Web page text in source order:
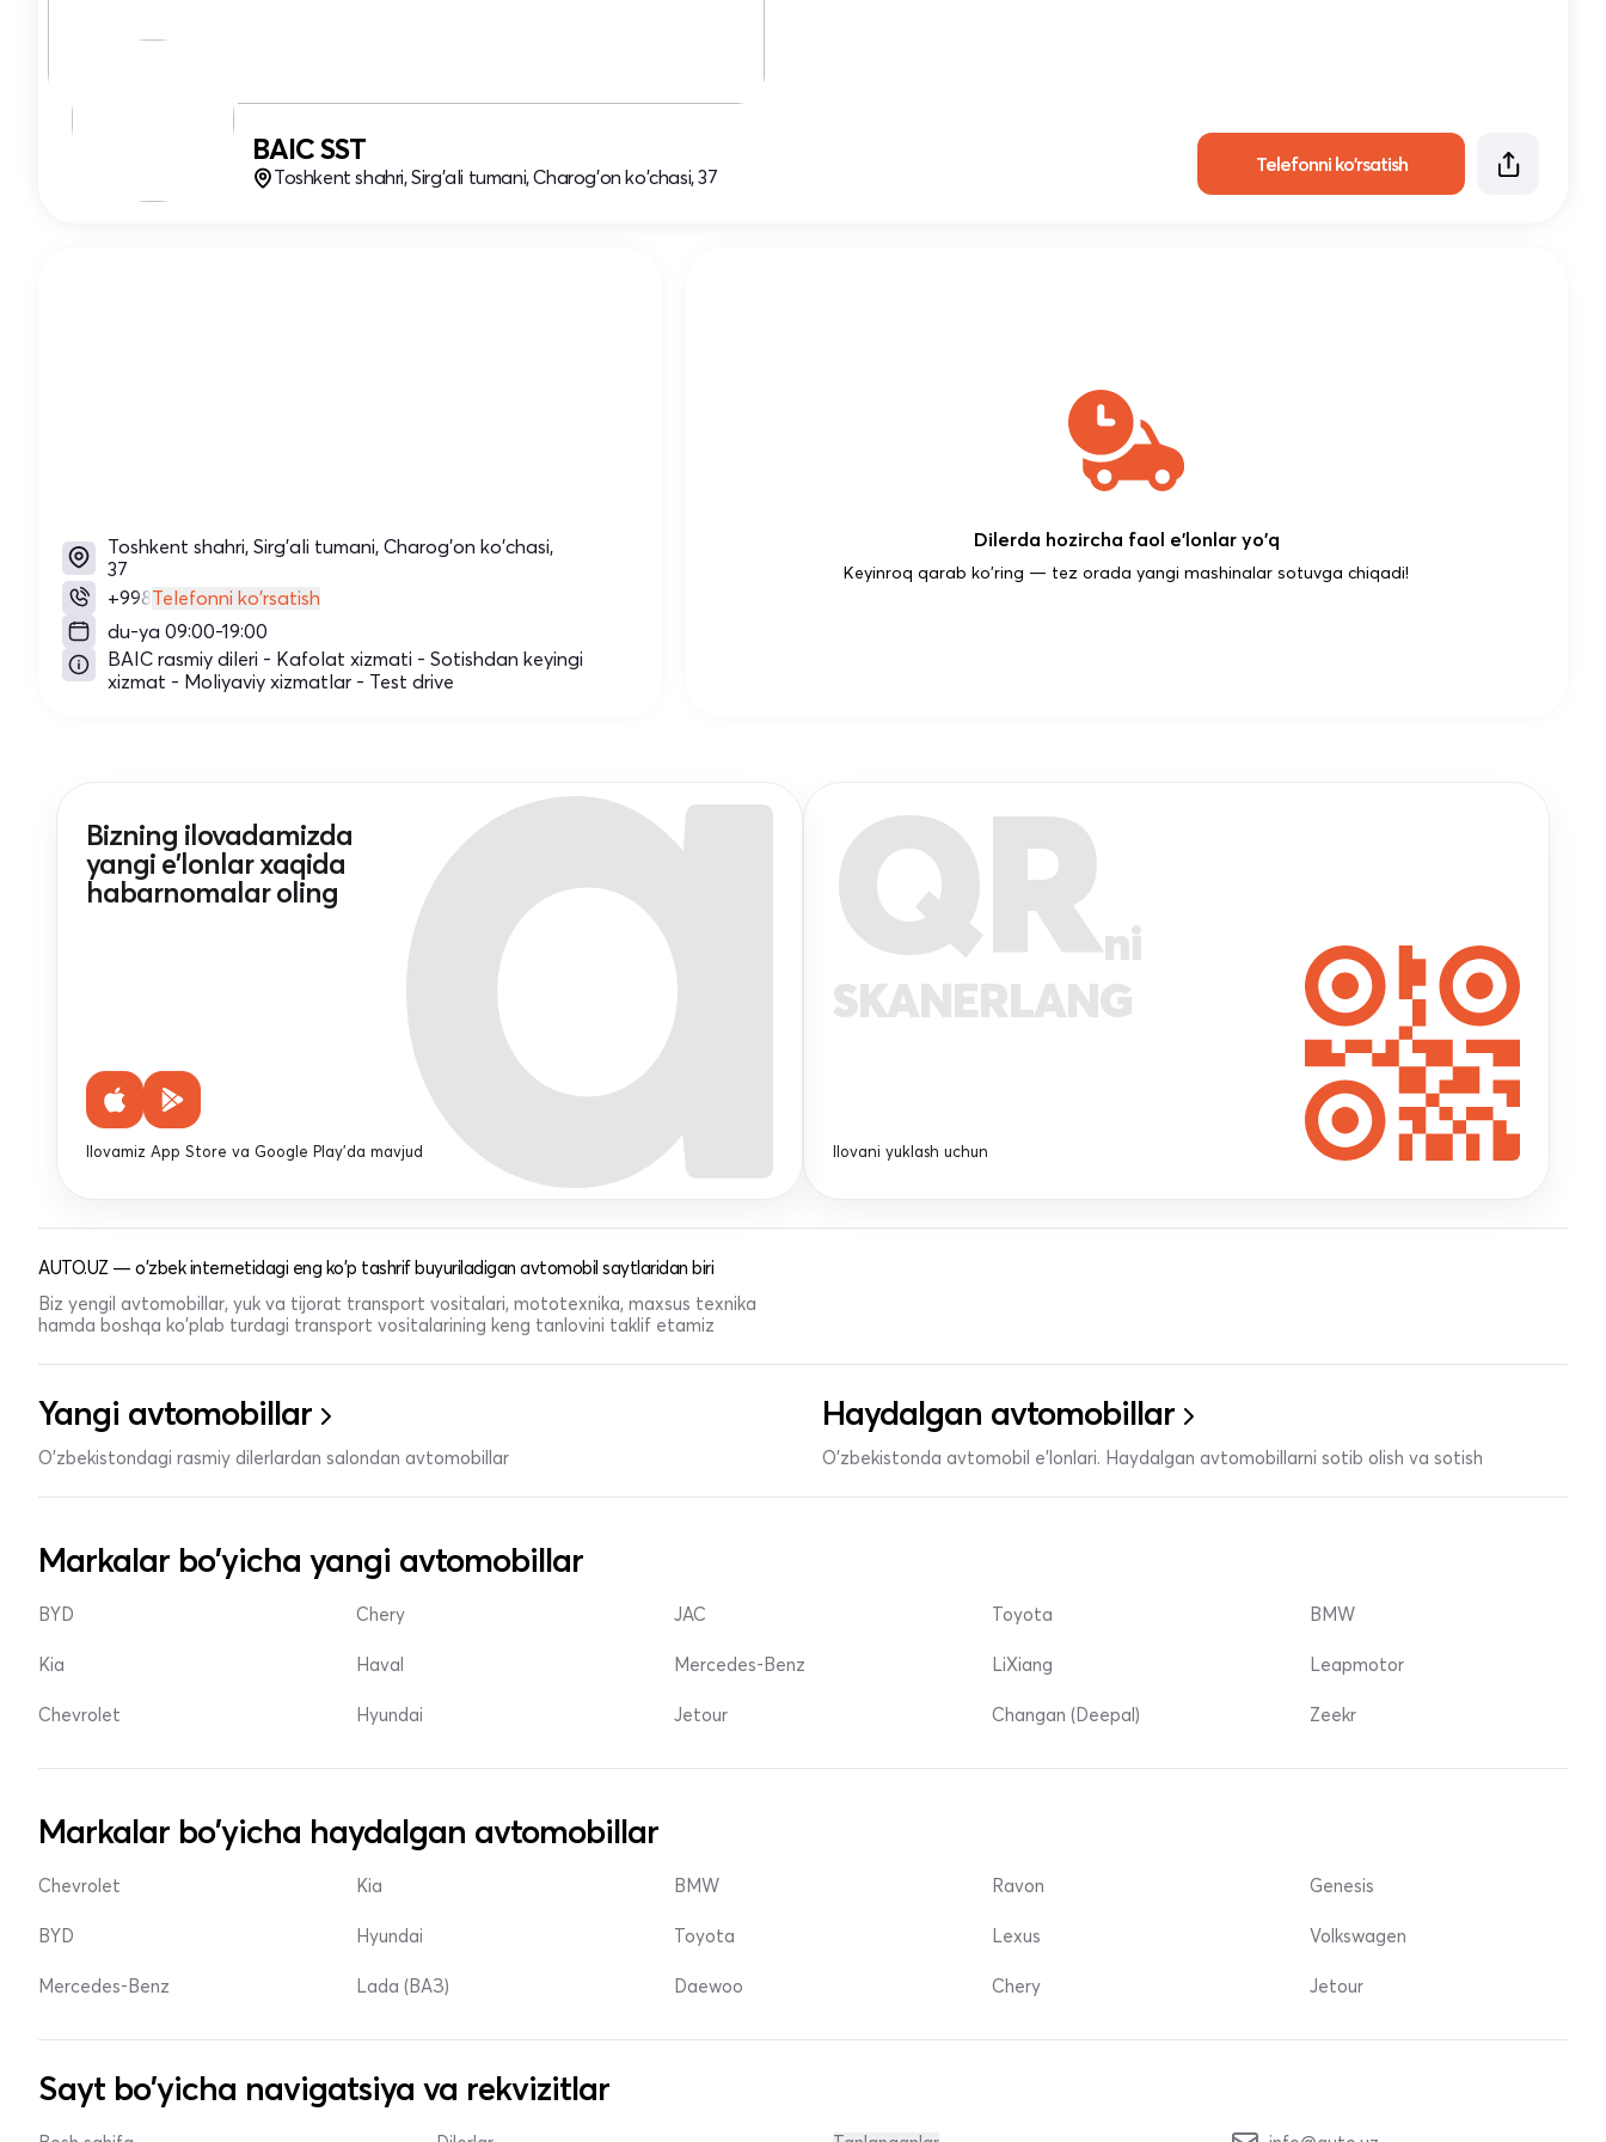
BAIC SST
Toshkent shahri, Sirg'ali tumani, Charog'on ko'chasi, 37
Telefonni ko'rsatish
Toshkent shahri, Sirg'ali tumani, Charog'on ko'chasi,
37
+998Telefonni ko'rsatish
du-ya 09:00-19:00
BAIC rasmiy dileri - Kafolat xizmati - Sotishdan keyingi
xizmat - Moliyaviy xizmatlar - Test drive
Dilerda hozircha faol e'lonlar yo'q
Keyinroq qarab ko'ring — tez orada yangi mashinalar sotuvga chiqadi!
Bizning ilovadamizda
yangi e'lonlar xaqida
habarnomalar oling
Ilovamiz App Store va Google Play'da mavjud
QRni
SKANERLANG
Ilovani yuklash uchun
AUTO.UZ — o'zbek internetidagi eng ko'p tashrif buyuriladigan avtomobil saytlaridan biri
Biz yengil avtomobillar, yuk va tijorat transport vositalari, mototexnika, maxsus texnika
hamda boshqa ko'plab turdagi transport vositalarining keng tanlovini taklif etamiz
Yangi avtomobillar
O'zbekistondagi rasmiy dilerlardan salondan avtomobillar
Haydalgan avtomobillar
O'zbekistonda avtomobil e’lonlari. Haydalgan avtomobillarni sotib olish va sotish
Markalar bo'yicha yangi avtomobillar
BYD
Kia
Chevrolet
Chery
Haval
Hyundai
JAC
Mercedes-Benz
Jetour
Toyota
LiXiang
Changan (Deepal)
BMW
Leapmotor
Zeekr
Markalar bo'yicha haydalgan avtomobillar
Chevrolet
BYD
Mercedes-Benz
Kia
Hyundai
Lada (ВАЗ)
BMW
Toyota
Daewoo
Ravon
Lexus
Chery
Genesis
Volkswagen
Jetour
Sayt bo'yicha navigatsiya va rekvizitlar